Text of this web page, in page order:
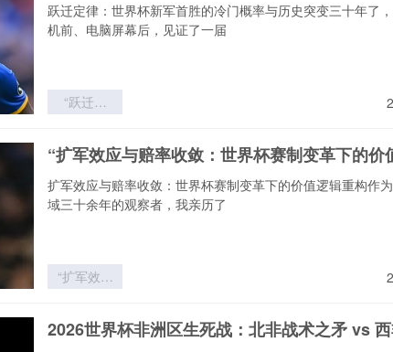
跃迁定律：世界杯新军首胜的冷门概率与历史突变三十年了
机前、电脑屏幕后，见证了一届
“跃迁定
冷门概率与
历史突变”
“扩军效应与赔率收敛：世界杯赛制变革下的价
扩军效应与赔率收敛：世界杯赛制变革下的价值逻辑重构作
域三十余年的观察者，我亲历了
“扩军效应
赛制变革下
2026世界杯非洲区生死战：北非战术之矛 vs